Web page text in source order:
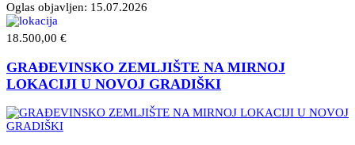
Oglas objavljen: 15.07.2026
18.500,00 €
GRAĐEVINSKO ZEMLJIŠTE NA MIRNOJ
LOKACIJI U NOVOJ GRADIŠKI